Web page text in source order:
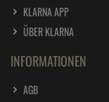
KLARNA APP
ÜBER KLARNA
INFORMATIONEN
AGB